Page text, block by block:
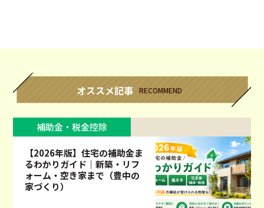
オススメ記事 RECOMMEND
補助金・税金控除
【2026年版】住宅の補助金ま
るわかりガイド｜新築・リフ
ォーム・空き家まで（豊中の
家づくり）